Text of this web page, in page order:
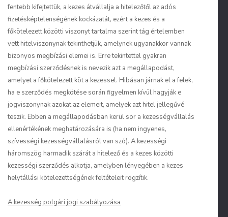
fentebb kifejtettük, a kezes átvállalja a hitelezőtől az adós
fizetésképtelenségének kockázatát, ezért a kezes és a
főkötelezett közötti viszonyt tartalma szerint tág értelemben
vett hitelviszonynak tekinthetjük, amelynek ugyanakkor vannak
bizonyos megbízási elemei is. Erre tekintettel gyakran
megbízási szerződésnek is nevezik azt a megállapodást,
amelyet a főkötelezett köt a kezessel. Hibásan járnak el a felek,
ha e szerződés megkötése során figyelmen kívül hagyják e
jogviszonynak azokat az elemeit, amelyek azt hitel jellegűvé
teszik. Ebben a megállapodásban kerül sor a kezességvállalás
ellenértékének meghatározására is (ha nem ingyenes,
szívességi kezességvállalásról van szó). A kezességi
háromszög harmadik szárát a hitelező és a kezes közötti
kezességi szerződés alkotja, amelyben lényegében a kezes
helytállási kötelezettségének feltételeit rögzítik.
A kezesség polgári jogi szabályozása